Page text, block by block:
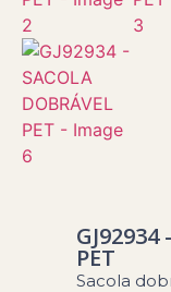
GJ92934
PET
Sacola